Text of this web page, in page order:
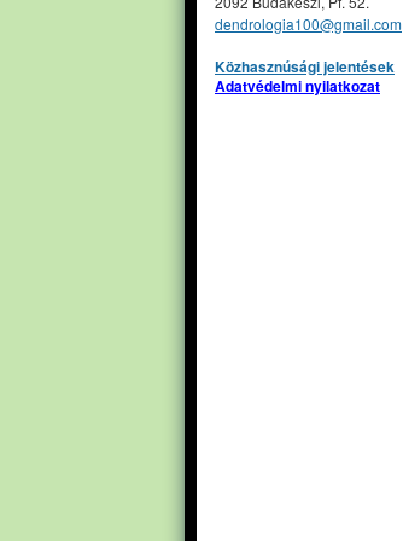
dendrologia100@gmail.com
Közhasznúsági jelentések
Adatvédelmi nyilatkozat